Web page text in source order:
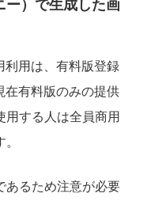
）で生成した画
利用は、有料版登録
在有料版のみの提供
用する人は全員商用
あるため注意が必要